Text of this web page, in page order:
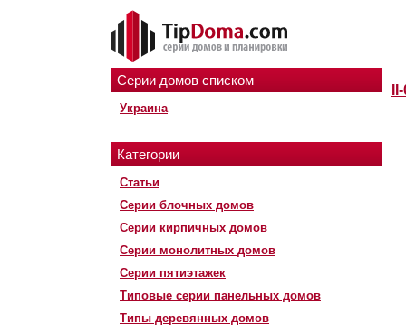
Серии домов списком
Украина
Категории
Статьи
Серии блочных домов
Серии кирпичных домов
Серии монолитных домов
Серии пятиэтажек
Типовые серии панельных домов
Типы деревянных домов